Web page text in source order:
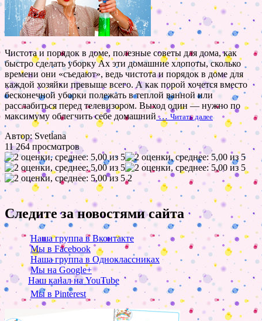
Чистота и порядок в доме, полезные советы для дома, как
быстро сделать уборку Ах эти домашние хлопоты, сколько
времени они «съедают», ведь чистота и порядок в доме для
каждой хозяйки превыше всего. А как порой хочется вместо
бесконечной уборки полежать в теплой ванной или
расслабиться перед телевизором. Выход один — нужно по
максимуму облегчить себе домашний… Читать далее
Автор: Svetlana
11 264 просмотров
2
Следите за новостями сайта
Наша группа в Вконтакте
Мы в Facebook
Наша группа в Одноклассниках
Мы на Google+
Наш канал на YouTube
Мы в Pinterest